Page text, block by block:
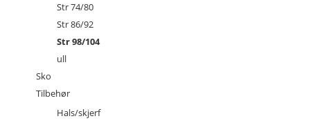
Str 74/80
Str 86/92
Str 98/104
ull
Sko
Tilbehør
Hals/skjerf